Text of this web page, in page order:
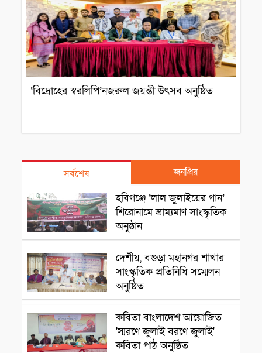
‘বিদ্রোহের স্বরলিপি’নজরুল জয়ন্তী উৎসব অনুষ্ঠিত
সর্বশেষ জনপ্রিয়
হবিগঞ্জে ‘লাল জুলাইয়ের গান’
শিরোনামে ভ্রাম্যমাণ সাংস্কৃতিক
অনুষ্ঠান
দেশীয়, বগুড়া মহানগর শাখার
সাংস্কৃতিক প্রতিনিধি সম্মেলন
অনুষ্ঠিত
কবিতা বাংলাদেশ আয়োজিত
'স্মরণে জুলাই বরণে জুলাই'
কবিতা পাঠ অনুষ্ঠিত